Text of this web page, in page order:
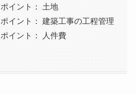
イント： 土地
イント： 建築工事の工程管理
イント： 人件費